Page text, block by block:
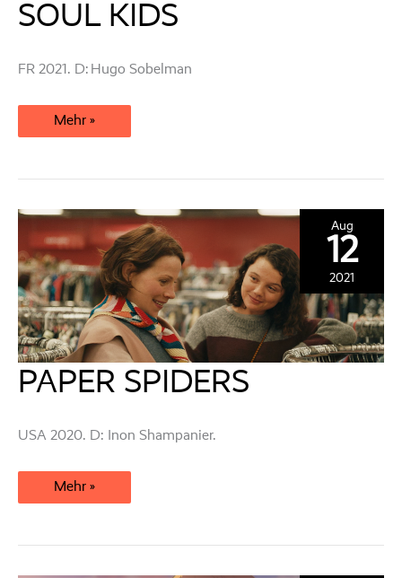
SOUL KIDS
FR 2021. D: Hugo Sobelman
SOUL
KIDS
Mehr »
PAPER SPIDERS
USA 2020. D: Inon Shampanier.
PAPER
SPIDERS
Mehr »
Aug
12
2021